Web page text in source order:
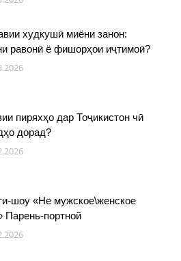
худкушӣ миёни занон:
равонӣ ё фишорҳои иҷтимоӣ?
пиряхҳо дар Тоҷикистон чӣ
дорад?
шоу «Не мужское\женское
Парень-портной